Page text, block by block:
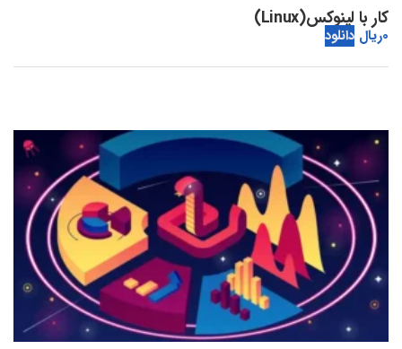
کار با لینوکس(Linux)
0ریال دانلود